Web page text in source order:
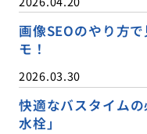
画像SEOのやり方
モ！
2026.03.30
快適なバスタイム
水栓」